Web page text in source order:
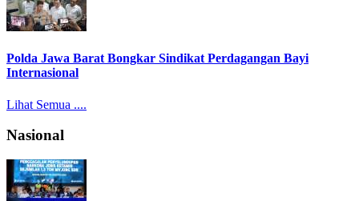
Polda Jawa Barat Bongkar Sindikat Perdagangan Bayi
Internasional
Lihat Semua ....
Nasional